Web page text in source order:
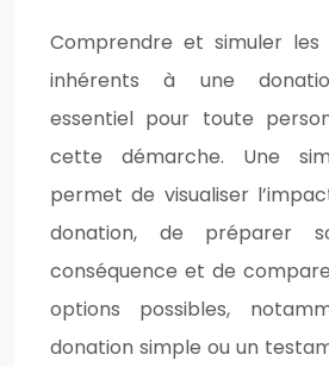
Comprendre et simuler
inhérents à une
essentiel pour toute
cette démarche. Une
permet de visualiser
donation, de préparer
conséquence et de
options possibles,
donation simple ou un